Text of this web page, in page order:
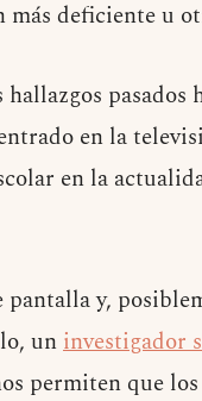
deficiente u
en la
en la
y,
uninvestigador
permiten que